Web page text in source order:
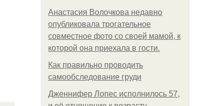
Анастасия Волочкова недавно
опубликовала трогательное
совместное фото со своей мамой, к
которой она приехала в гости.
Как правильно проводить
самообследование груди
Дженнифер Лопес исполнилось 57,